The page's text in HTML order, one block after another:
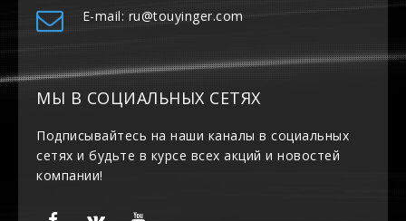
E-mail: ru@touyinger.com
МЫ В СОЦИАЛЬНЫХ СЕТЯХ
Подписывайтесь на наши каналы в социальных
сетях и будьте в курсе всех акций и новостей
компании!